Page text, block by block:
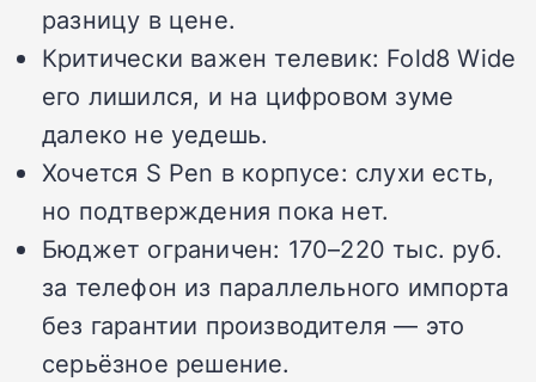
разницу в цене.
Критически важен телевик: Fold8 Wide
его лишился, и на цифровом зуме
далеко не уедешь.
Хочется S Pen в корпусе: слухи есть,
но подтверждения пока нет.
Бюджет ограничен: 170–220 тыс. руб.
за телефон из параллельного импорта
без гарантии производителя — это
серьёзное решение.